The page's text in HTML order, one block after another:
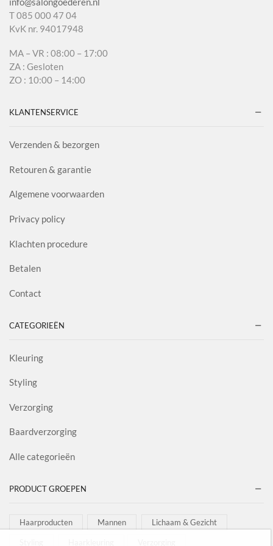
T 085 000 47 04
KvK nr. 94017948
MA – VR : 08:00 – 17:00
ZA : Gesloten
ZO : 10:00 – 14:00
KLANTENSERVICE
Verzenden & bezorgen
Retouren & garantie
Algemene voorwaarden
Privacy policy
Klachten procedure
Betalen
Contact
CATEGORIEËN
Kleuring
Styling
Verzorging
Baardverzorging
Alle categorieën
PRODUCT GROEPEN
Haarproducten Mannen Lichaam & Gezicht